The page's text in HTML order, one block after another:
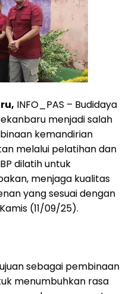
INFO_PAS – Budidaya
menjadi salah
kemandirian
melalui pelatihan dan
dilatih untuk
menjaga kualitas
yang sesuai dengan
(11/09/25).
sebagai pembinaan
menumbuhkan rasa